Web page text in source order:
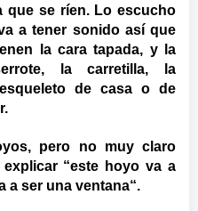
que se ríen. Lo escucho
a tener sonido así que
la cara tapada, y la
la carretilla, la
de casa o de
pero no muy claro
“este hoyo va a
a ser una ventana“.